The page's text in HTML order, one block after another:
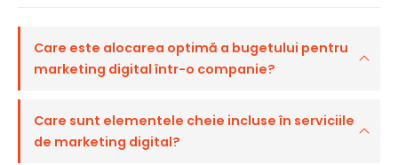
Care este alocarea optimă a bugetului pentru
marketing digital într-o companie?
Care sunt elementele cheie incluse în serviciile
de marketing digital?